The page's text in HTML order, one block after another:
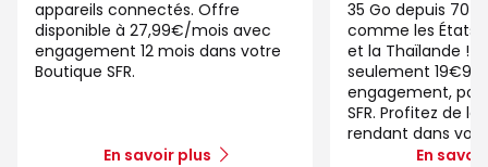
appareils connectés. Offre
disponible à 27,99€/mois avec
engagement 12 mois dans votre
Boutique SFR.
En savoir plus
35 Go depuis 70
comme les États-
et la Thaïlande !
seulement
engagement,
SFR. Profitez de
rendant dans
En